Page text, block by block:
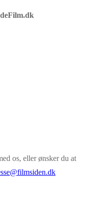
os, eller ønsker du at